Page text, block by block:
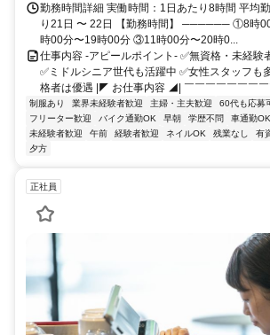
勤務時間詳細 実働時間：1日あたり8時間 平均
り21日 〜 22日 【勤務時間】 ────── ①8時
時00分〜19時00分 ③11時00分〜20時0...
仕事内容 -アピールポイント- ✅無資格・未経験
✅ミドルシニア世代も活躍中 ✅女性スタッフも
格者は優遇 |◤ お仕事内容 ◢| ￣￣￣￣￣￣￣￣
制服あり 業界未経験者歓迎 主婦・主夫歓迎 60代も応募
フリーター歓迎
バイク通勤OK 早朝 学歴不問 車通勤OK
未経験者歓迎
午前 経験者歓迎 ネイルOK 残業なし 有
夕方
正社員